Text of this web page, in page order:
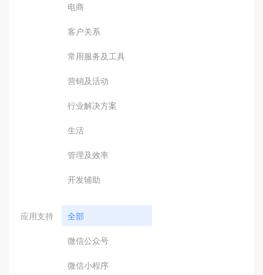
电商
客户关系
常用服务及工具
营销及活动
行业解决方案
生活
管理及效率
开发辅助
应用支持 全部
微信公众号
微信小程序